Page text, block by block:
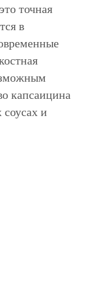
точная
в
капсаицина
и